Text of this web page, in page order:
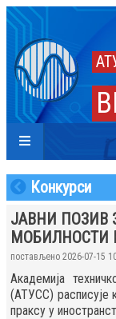
Конкурси
ЈАВНИ ПОЗИВ
МОБИЛНОСТИ
постављено 2026-07-15
Академија
(АТУСС) расписује
праксу у